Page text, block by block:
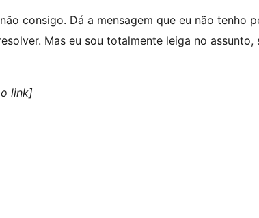
consigo. Dá a mensagem que eu não tenho
Mas eu sou totalmente leiga no
link]